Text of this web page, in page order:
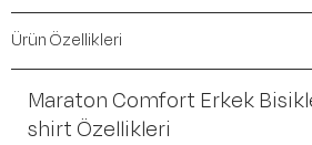
Ürün Özellikleri
Maraton Comfort Erkek
shirt Özellikleri